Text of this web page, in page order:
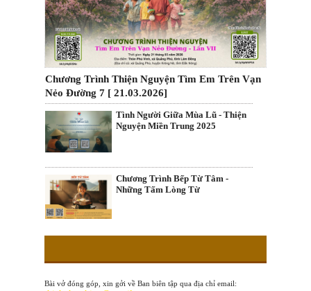
Chương Trình Thiện Nguyện Tìm Em Trên Vạn
Nẻo Đường 7 [ 21.03.2026]
Tình Người Giữa Mùa Lũ - Thiện
Nguyện Miền Trung 2025
Chương Trình Bếp Từ Tâm -
Những Tấm Lòng Từ
Bài vở đóng góp, xin gởi về Ban biên tập qua địa chỉ email: